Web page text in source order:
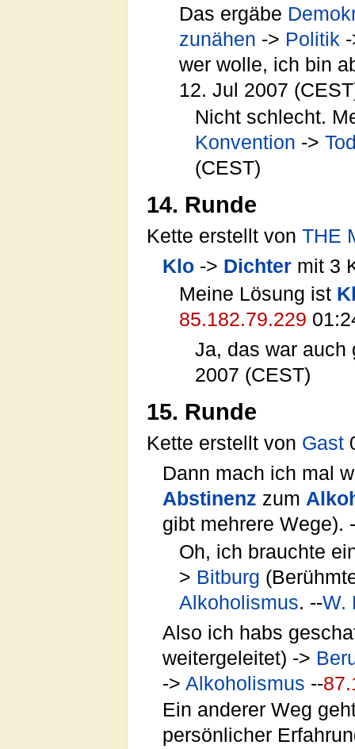
Das ergäbe
zunähen -> Politik
wer wolle, ich bin
12. Jul 2007
Nicht schlecht.
Konvention ->
(CEST)
14. Runde
Kette erstellt von THE
Klo -> Dichter mit 3
Meine Lösung ist
85.182.79.229
Ja, das war auch
2007 (CEST)
15. Runde
Kette erstellt von Gast
Dann mach ich mal
Abstinenz zum
gibt mehrere Wege).
Oh, ich brauchte
> Bitburg
Alkoholismus. --W.
Also ich habs
weitergeleitet) ->
->Alkoholismus --
Ein anderer Weg
persönlicher